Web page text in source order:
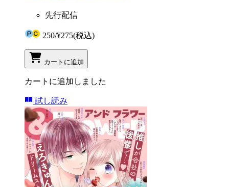
先行配信
250/¥275(税込)
カートに追加
カートに追加しました
試し読み